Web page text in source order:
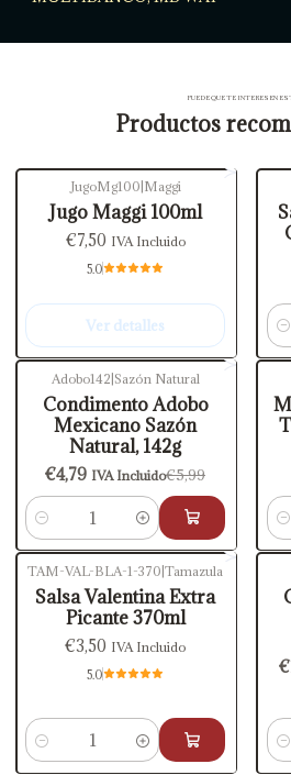
PUEDE QUE TE INTERESEN
Productos
Agotado
JugoMg100 Maggi
Jugo Maggi 100ml
€7,50 IVA Incluido
5.0
Ver detalles
Adobo142 Sazón Natural
Condimento Adobo
Mexicano Sazón
Natural, 142g
€4,79 IVA Incluido€5,99
Cantidad
TAM-VAL-BLA-1-370|Tamazula
Salsa Valentina Extra
Picante 370ml
€3,50 IVA Incluido
5.0
Cantidad